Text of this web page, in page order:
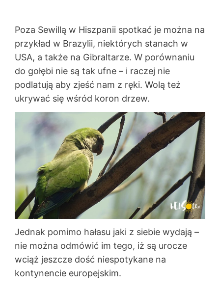
Poza Sewillą w Hiszpanii spotkać je można na
przykład w Brazylii, niektórych stanach w
USA, a także na Gibraltarze. W porównaniu
do gołębi nie są tak ufne – i raczej nie
podlatują aby zjeść nam z ręki. Wolą też
ukrywać się wśród koron drzew.
Jednak pomimo hałasu jaki z siebie wydają –
nie można odmówić im tego, iż są urocze
wciąż jeszcze dość niespotykane na
kontynencie europejskim.